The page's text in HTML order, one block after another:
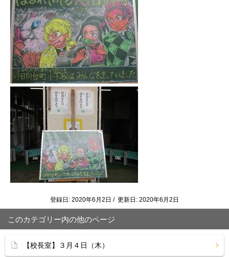
登録日: 2020年6月2日 / 更新日: 2020年6月2日
このカテゴリー内の他のページ
【校長室】３月４日（木）